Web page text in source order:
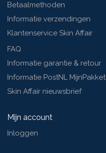
Betaalmethoden
Informatie verzendingen
Klantenservice Skin Affair
FAQ
Informatie garantie & retour
Informatie PostNL MijnPakket
Skin Affair nieuwsbrief
Mijn account
Inloggen